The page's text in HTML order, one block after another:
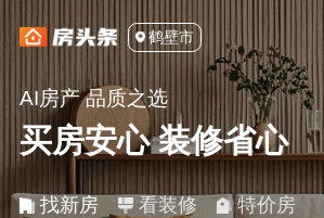
鹤壁市
AI房产 品质之选
买房安心 装修省心
找新房 看装修 特价房